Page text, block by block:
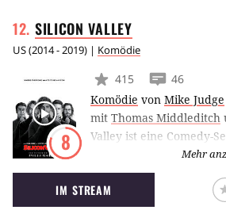
von fiesen und miesen
Gold, Reichtum und
SILICONVALLEY
US(2014 - 2019) | Komödie
8
415
46
Komödie von Mike Judge
mit Thomas Middleditch
Valley ist eine Comedy-
HBO, in der eine
Experten plötzlich die
erfolgreiches Start-Up
Mehr
IM STREAM